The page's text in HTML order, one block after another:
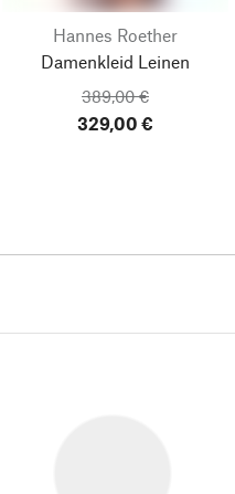
Hannes Roether
Damenkleid Leinen
389,00 €
329,00 €